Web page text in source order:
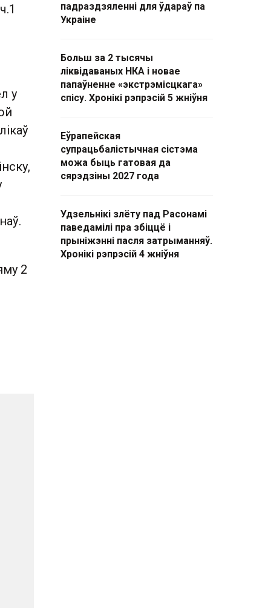
у
2
падраздзяленні для ўдараў па
Украіне
Больш за 2 тысячы
ліквідаваных НКА і новае
папаўненне «экстрэмісцкага»
спісу. Хронікі рэпрэсій 5 жніўня
Еўрапейская
супрацьбалістычная сістэма
можа быць гатовая да
сярэдзіны 2027 года
Удзельнікі злёту пад Расонамі
паведамілі пра збіццё і
прыніжэнні пасля затрыманняў.
Хронікі рэпрэсій 4 жніўня